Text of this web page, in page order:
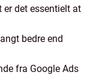
det essentielt at
bedre end
fra Google Ads